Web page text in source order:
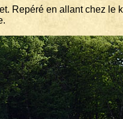
Repéré en allant chez le